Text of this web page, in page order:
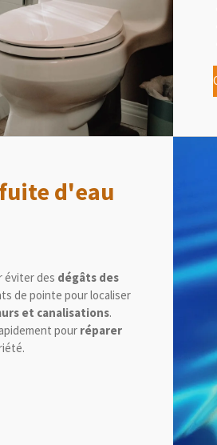
d'eau
éviter des dégâts des
de pointe pour localiser
et canalisations.
pour réparer